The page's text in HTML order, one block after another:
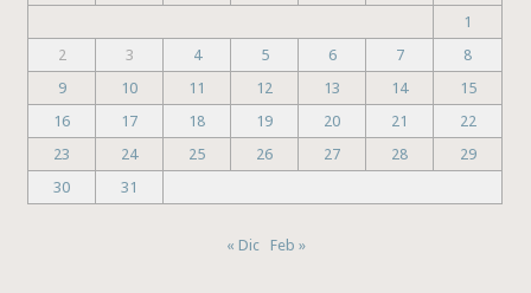
1
2
3 4 5 6 7
8
9
10 11 12 13 14
15
16
17 18 19 20 21
22
23
24 25 26 27 28
29
30
31
« Dic Feb »